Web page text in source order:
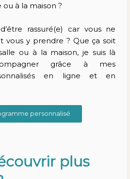
à la maison ?
rassuré(e) car vous ne
vous y prendre ? Que ça soit
ou à la maison, je suis là
grâce à mes
en ligne et en
personnalisé
plus